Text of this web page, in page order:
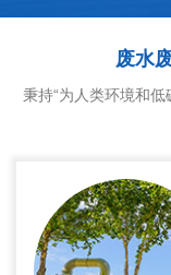
废水
秉持“为人类环境和